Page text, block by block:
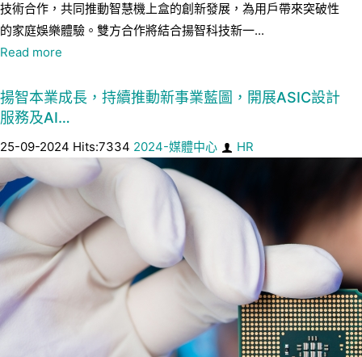
技術合作，共同推動智慧機上盒的創新發展，為用戶帶來突破性
的家庭娛樂體驗。雙方合作將結合揚智科技新一...
Read more
揚智本業成長，持續推動新事業藍圖，開展ASIC設計
服務及AI…
25-09-2024 Hits:7334 2024-媒體中心 HR